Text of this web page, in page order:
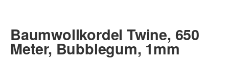
Baumwollkordel Twine, 650
Meter, Bubblegum, 1mm